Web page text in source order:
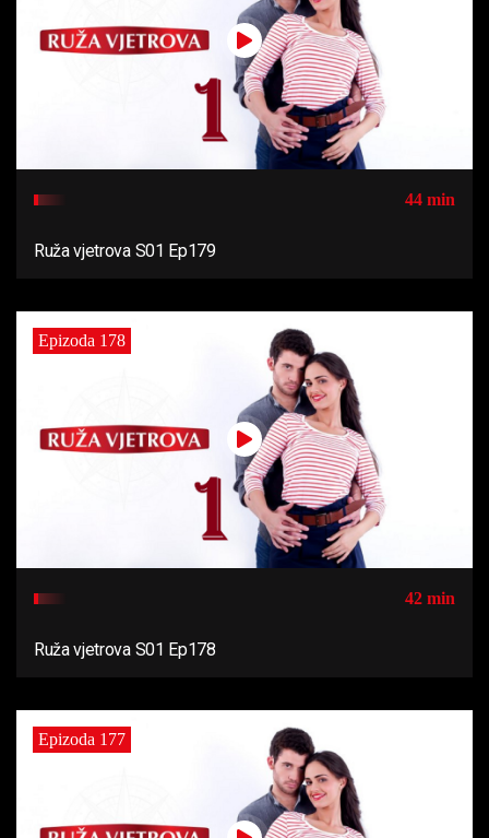
44 min
Ruža vjetrova S01 Ep179
Epizoda 178
42 min
Ruža vjetrova S01 Ep178
Epizoda 177